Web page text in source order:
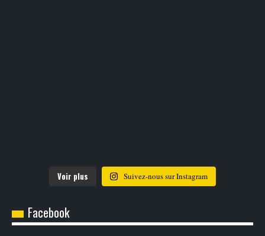
Voir plus Suivez-nous sur Instagram
Facebook